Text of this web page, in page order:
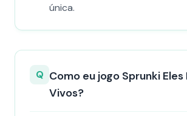
única.
Q Como eu jogo Sprunki Eles
Vivos?